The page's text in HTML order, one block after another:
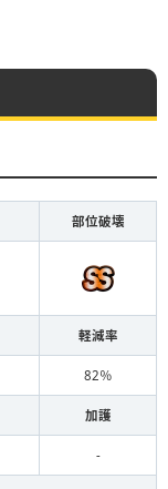
部位破壊
軽減率
82％
加護
-